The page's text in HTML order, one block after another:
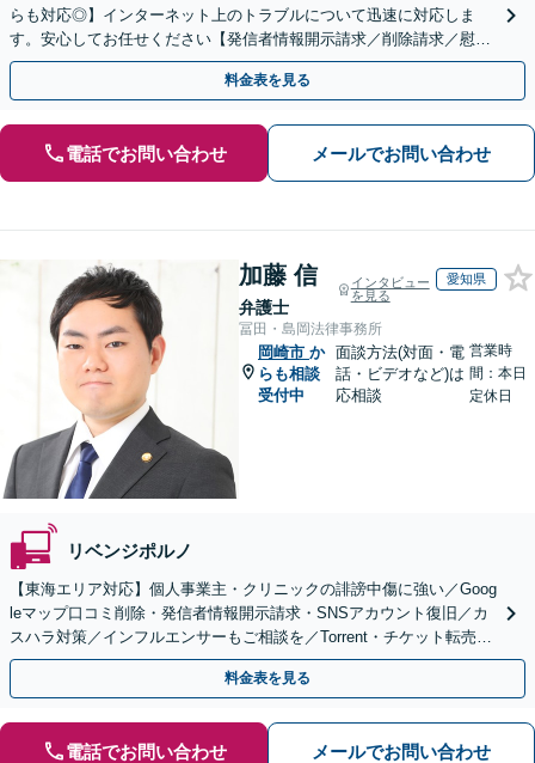
らも対応◎】インターネット上のトラブルについて迅速に対応しま
す。安心してお任せください【発信者情報開示請求／削除請求／慰謝
料請求／意見照会への対応】
料金表を見る
電話でお問い合わせ メールでお問い合わせ
加藤 信
弁護士
インタビュー
を見る
愛知県
冨田・島岡法律事務所
岡崎市 か
らも相談
受付中
面談方法(対面・電
話・ビデオなど)は
応相談
営業時
間：本日
定休日
リベンジポルノ
【東海エリア対応】個人事業主・クリニックの誹謗中傷に強い／Goog
leマップ口コミ削除・発信者情報開示請求・SNSアカウント復旧／カ
スハラ対策／インフルエンサーもご相談を／Torrent・チケット転売等
の加害者側対応も得意
料金表を見る
電話でお問い合わせ メールでお問い合わせ